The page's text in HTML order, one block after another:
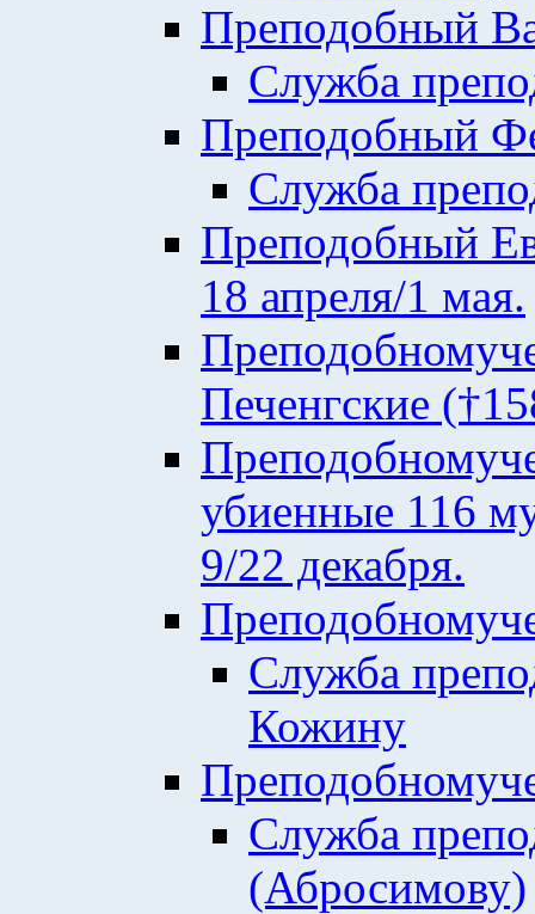
Преподобный
Служба
Преподобный
Служба
Преподобный
18 апреля/1 мая.
Печенгские
убиенные 116
9/22 декабря.
Служба
Кожину
Служба
(Абросимову)